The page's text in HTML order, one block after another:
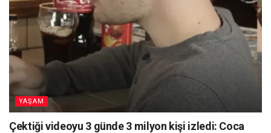
YAŞAM
Çektiği videoyu 3 günde 3 milyon kişi izledi: Coca